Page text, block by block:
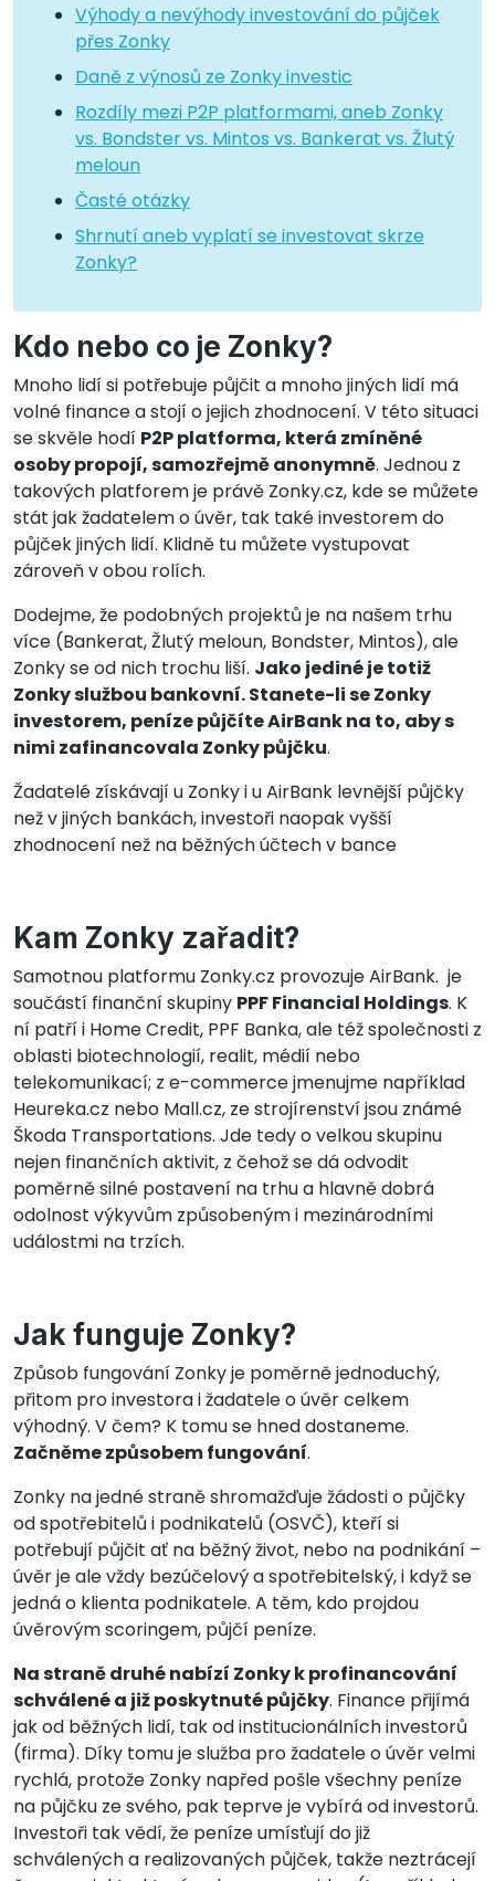
Výhody a nevýhody investování do půjček
přes Zonky
Daně z výnosů ze Zonky investic
Rozdíly mezi P2P platformami, aneb Zonky
vs. Bondster vs. Mintos vs. Bankerat vs. Žlutý
meloun
Časté otázky
Shrnutí aneb vyplatí se investovat skrze
Zonky?
Kdo nebo co je Zonky?
Mnoho lidí si potřebuje půjčit a mnoho jiných lidí má
volné finance a stojí o jejich zhodnocení. V této situaci
se skvěle hodí P2P platforma, která zmíněné
osoby propojí, samozřejmě anonymně. Jednou z
takových platforem je právě Zonky.cz, kde se můžete
stát jak žadatelem o úvěr, tak také investorem do
půjček jiných lidí. Klidně tu můžete vystupovat
zároveň v obou rolích.
Dodejme, že podobných projektů je na našem trhu
více (Bankerat, Žlutý meloun, Bondster, Mintos), ale
Zonky se od nich trochu liší. Jako jediné je totiž
Zonky službou bankovní. Stanete-li se Zonky
investorem, peníze půjčíte AirBank na to, aby s
nimi zafinancovala Zonky půjčku.
Žadatelé získávají u Zonky i u AirBank levnější půjčky
než v jiných bankách, investoři naopak vyšší
zhodnocení než na běžných účtech v bance
Kam Zonky zařadit?
Samotnou platformu Zonky.cz provozuje AirBank. je
součástí finanční skupiny PPF Financial Holdings. K
ní patří i Home Credit, PPF Banka, ale též společnosti z
oblasti biotechnologií, realit, médií nebo
telekomunikací; z e-commerce jmenujme například
Heureka.cz nebo Mall.cz, ze strojírenství jsou známé
Škoda Transportations. Jde tedy o velkou skupinu
nejen finančních aktivit, z čehož se dá odvodit
poměrně silné postavení na trhu a hlavně dobrá
odolnost výkyvům způsobeným i mezinárodními
událostmi na trzích.
Jak funguje Zonky?
Způsob fungování Zonky je poměrně jednoduchý,
přitom pro investora i žadatele o úvěr celkem
výhodný. V čem? K tomu se hned dostaneme.
Začněme způsobem fungování.
Zonky na jedné straně shromažďuje žádosti o půjčky
od spotřebitelů i podnikatelů (OSVČ), kteří si
potřebují půjčit ať na běžný život, nebo na podnikání –
úvěr je ale vždy bezúčelový a spotřebitelský, i když se
jedná o klienta podnikatele. A těm, kdo projdou
úvěrovým scoringem, půjčí peníze.
Na straně druhé nabízí Zonky k profinancování
schválené a již poskytnuté půjčky. Finance přijímá
jak od běžných lidí, tak od institucionálních investorů
(firma). Díky tomu je služba pro žadatele o úvěr velmi
rychlá, protože Zonky napřed pošle všechny peníze
na půjčku ze svého, pak teprve je vybírá od investorů.
Investoři tak vědí, že peníze umísťují do již
schválených a realizovaných půjček, takže neztrácejí